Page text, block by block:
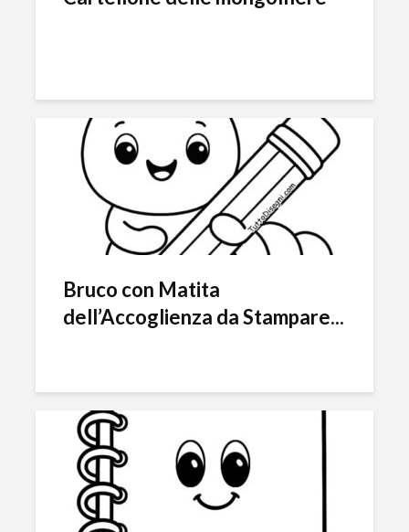
Bruco con Matita
dell’Accoglienza da Stampare...